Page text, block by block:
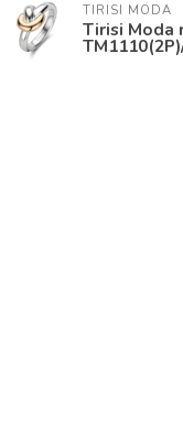
TIRISI MODA
Tirisi Moda